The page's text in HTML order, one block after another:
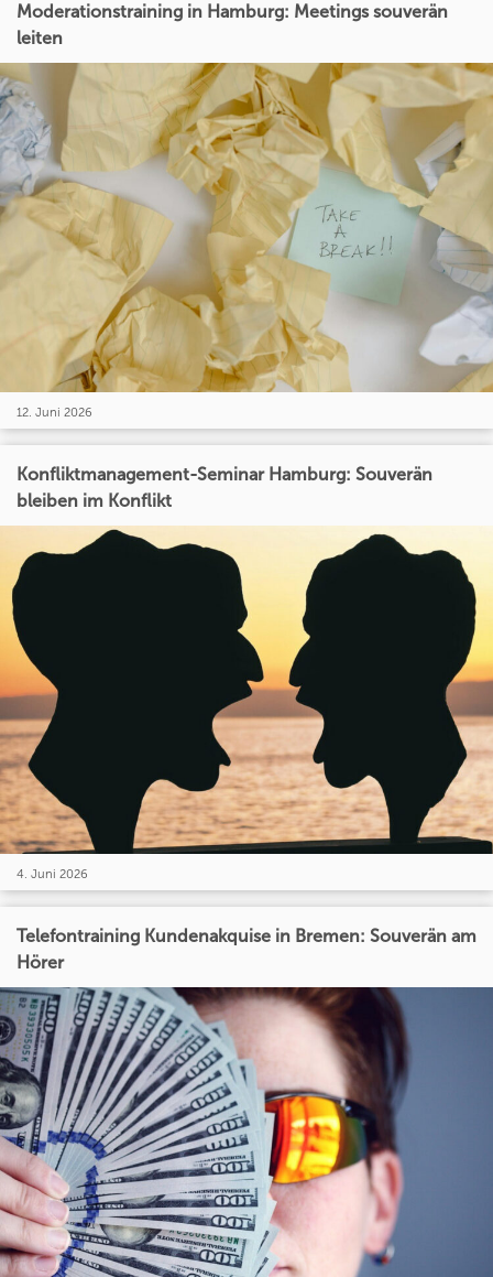
Moderationstraining in Hamburg: Meetings souverän
leiten
12. Juni 2026
Konfliktmanagement-Seminar Hamburg: Souverän
bleiben im Konflikt
4. Juni 2026
Telefontraining Kundenakquise in Bremen: Souverän am
Hörer